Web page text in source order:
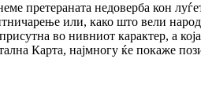
претераната недоверба кон
или, како што вели
во нивниот карактер, а
Карта, најмногу ќе покаже